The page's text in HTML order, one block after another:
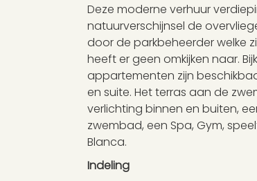
Deze moderne verhuur
natuurverschijnsel de
door de parkbeheerder welke
heeft er geen omkijken naar.
appartementen zijn
en suite. Het terras aan de
verlichting binnen en buiten,
zwembad, een Spa, Gym,
Blanca.
Indeling